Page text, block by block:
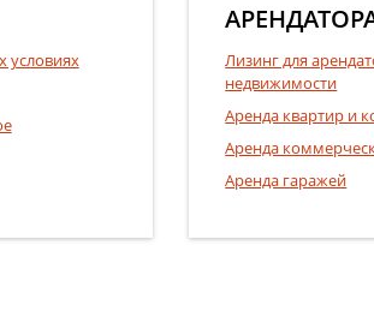
условиях
Лизинг для
недвижимости
Аренда квартир и
Аренда
Аренда гаражей